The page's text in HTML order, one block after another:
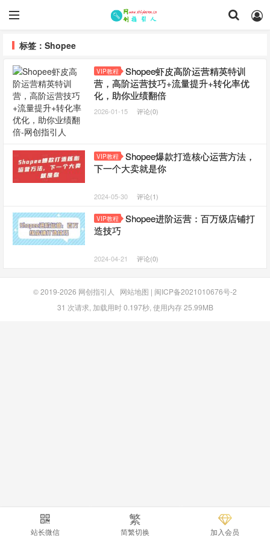
标签：Shopee
VIP教程
Shopee虾皮高阶运营精英特训
营，高阶运营技巧+流量提升+转化率优
化，助你业绩翻倍
2026-01-15 评论(0)
VIP教程
Shopee爆款打造核心运营方法，
下一个大卖就是你
2024-05-30 评论(1)
VIP教程
Shopee进阶运营：百万级店铺打
造技巧
2024-04-21 评论(0)
© 2019-2026 网创指引人 网站地图 | 闽ICP备2021010676号-2
31 次请求, 加载用时 0.197秒, 使用内存 25.99MB
站长微信
繁
简繁切换 加入会员